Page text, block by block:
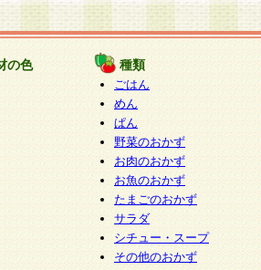
口
paku-info@pakusuku.com
人情報の取扱いについて同意をいただけない場
からのお問い合わせ・ご相談への対応ができな
。
の色 種類
ごはん
めん
ぱん
野菜のおかず
お肉のおかず
お魚のおかず
たまごのおかず
サラダ
シチュー・スープ
その他のおかず